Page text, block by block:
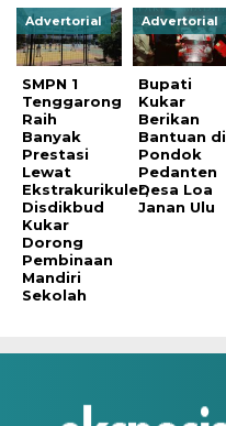
Advertorial
SMPN 1
Tenggarong
Raih
Banyak
Prestasi
Lewat
Ekstrakurikuler,
Disdikbud
Kukar
Dorong
Pembinaan
Mandiri
Sekolah
Advertorial
Bupati
Kukar
Berikan
Bantuan di
Pondok
Pedanten
Desa Loa
Janan Ulu